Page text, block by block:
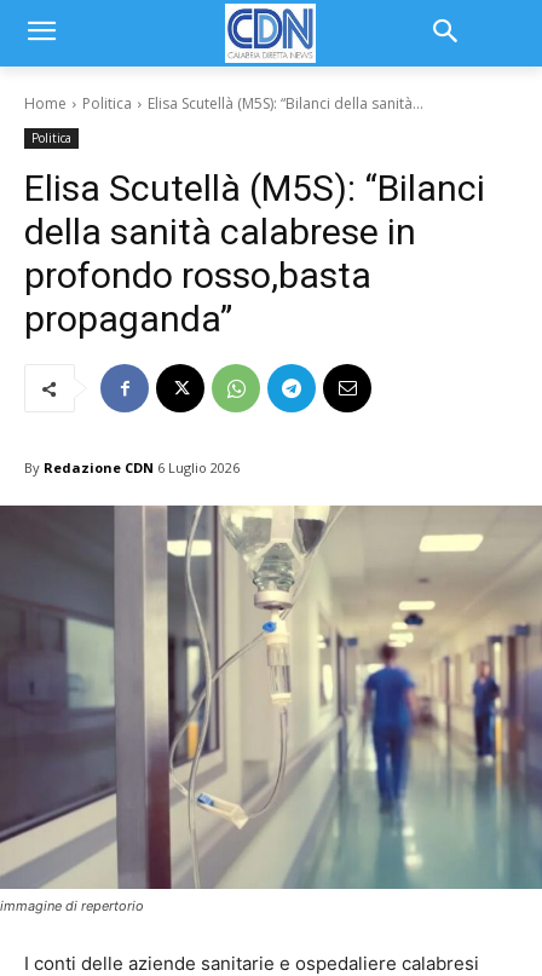
Home Politica Elisa Scutellà (M5S): “Bilanci della sanità...
Politica
Elisa Scutellà (M5S): “Bilanci
della sanità calabrese in
profondo rosso,basta
propaganda”
By Redazione CDN 6 Luglio 2026
immagine di repertorio
I conti delle aziende sanitarie e ospedaliere calabresi